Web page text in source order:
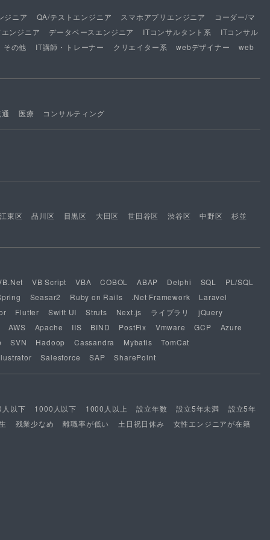
ジニア QA/テストエンジニア スマホアプリエンジニア
コーダー/マ
ンジニア
データベースエンジニア ITコンサルタント系
ITコンサル
その他
IT講師・トレーナー クリエイター系 webデザイナー web
医療 コンサルティング
江東区 品川区 目黒区 大田区 世田谷区 渋谷区 中野区 杉並
VB Script VBA COBOL ABAP Delphi SQL
PL/SQL
Seasar2 Ruby on Rails .Net Framework
Laravel
Flutter Swift UI Struts Next.js ライブラリ
jQuery
AWS
Apache IIS BIND PostFix Vmware GCP
Azure
SVN Hadoop Cassandra Mybatis
TomCat
Salesforce SAP SharePoint
以下 1000人以下 1000人以上 設立年数 設立5年未満
設立5年
残業少なめ 離職率が低い 土日祝日休み 女性エンジニアが在籍